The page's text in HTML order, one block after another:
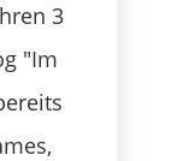
3
"Im